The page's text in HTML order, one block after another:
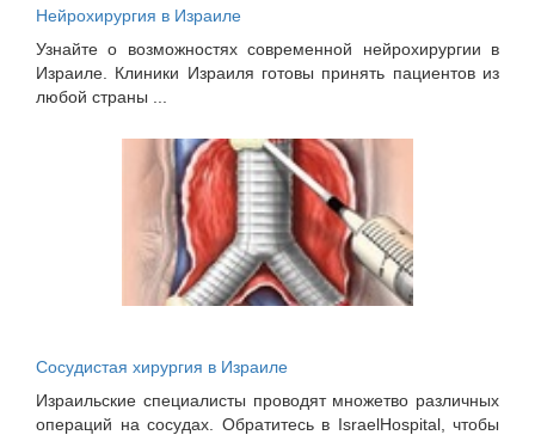
Нейрохирургия в Израиле
Узнайте о возможностях современной нейрохирургии в
Израиле. Клиники Израиля готовы принять пациентов из
любой страны ...
Сосудистая хирургия в Израиле
Израильские специалисты проводят множетво различных
операций на сосудах. Обратитесь в IsraelHospital, чтобы